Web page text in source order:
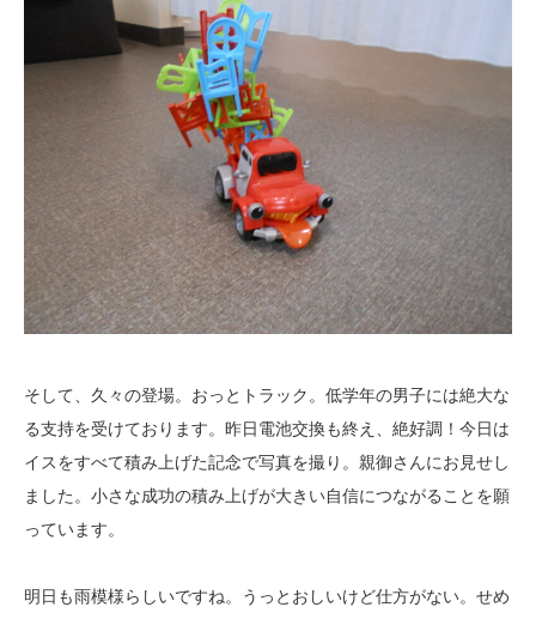
そして、久々の登場。おっとトラック。低学年の男子には絶大な
る支持を受けております。昨日電池交換も終え、絶好調！今日は
イスをすべて積み上げた記念で写真を撮り。親御さんにお見せし
ました。小さな成功の積み上げが大きい自信につながることを願
っています。
明日も雨模様らしいですね。うっとおしいけど仕方がない。せめ